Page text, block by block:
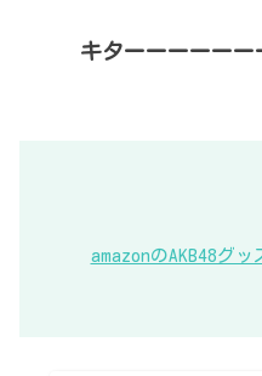
キターーーーーー
amazonのAKB48グ